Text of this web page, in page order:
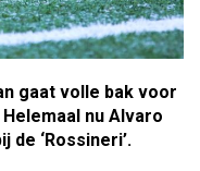
gaat volle bak voor
Helemaal nu Alvaro
‘Rossineri’.